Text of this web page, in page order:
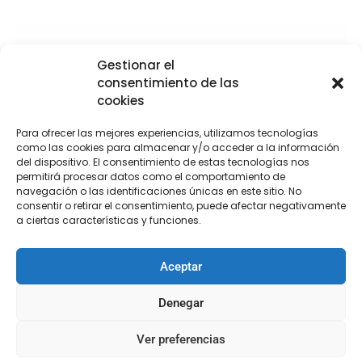
Gestionar el
consentimiento de las
cookies
Para ofrecer las mejores experiencias, utilizamos tecnologías
como las cookies para almacenar y/o acceder a la información
del dispositivo. El consentimiento de estas tecnologías nos
permitirá procesar datos como el comportamiento de
navegación o las identificaciones únicas en este sitio. No
consentir o retirar el consentimiento, puede afectar negativamente
a ciertas características y funciones.
Aceptar
Denegar
Ver preferencias